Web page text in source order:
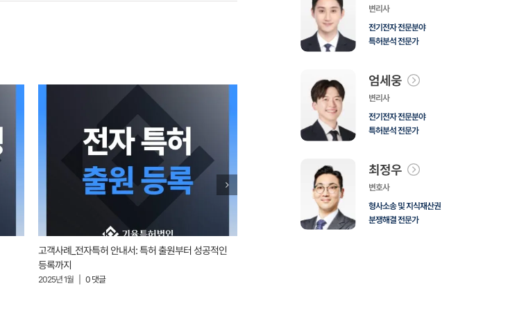
고객사례_전자특허 안내서: 특허 출원부터 성공적인
등록까지
2025년 1월 0 댓글
변리사
전기전자 전문분야
특허분석 전문가
엄세웅
변리사
전기전자 전문분야
특허분석 전문가
최정우
변호사
형사소송 및 지식재산권
분쟁해결 전문가